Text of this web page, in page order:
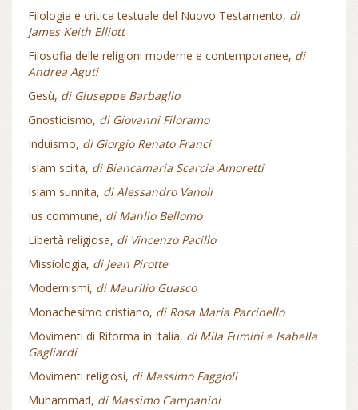
Filologia e critica testuale del Nuovo Testamento, di
James Keith Elliott
Filosofia delle religioni moderne e contemporanee, di
Andrea Aguti
Gesù, di Giuseppe Barbaglio
Gnosticismo, di Giovanni Filoramo
Induismo, di Giorgio Renato Franci
Islam sciita, di Biancamaria Scarcia Amoretti
Islam sunnita, di Alessandro Vanoli
Ius commune, di Manlio Bellomo
Libertà religiosa, di Vincenzo Pacillo
Missiologia, di Jean Pirotte
Modernismi, di Maurilio Guasco
Monachesimo cristiano, di Rosa Maria Parrinello
Movimenti di Riforma in Italia, di Mila Fumini e Isabella
Gagliardi
Movimenti religiosi, di Massimo Faggioli
Muhammad, di Massimo Campanini